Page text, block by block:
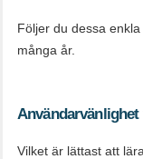
Följer du dessa
många år.
Vilket är lättast att